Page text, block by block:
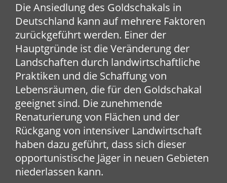
Die Ansiedlung des Goldschakals in
Deutschland kann auf mehrere Faktoren
zurückgeführt werden. Einer der
Hauptgründe ist die Veränderung der
Landschaften durch landwirtschaftliche
Praktiken und die Schaffung von
Lebensräumen, die für den Goldschakal
geeignet sind. Die zunehmende
Renaturierung von Flächen und der
Rückgang von intensiver Landwirtschaft
haben dazu geführt, dass sich dieser
opportunistische Jäger in neuen Gebieten
niederlassen kann.